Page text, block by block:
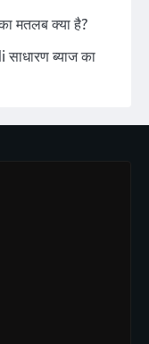
मतलब क्या है?
ब्याज का